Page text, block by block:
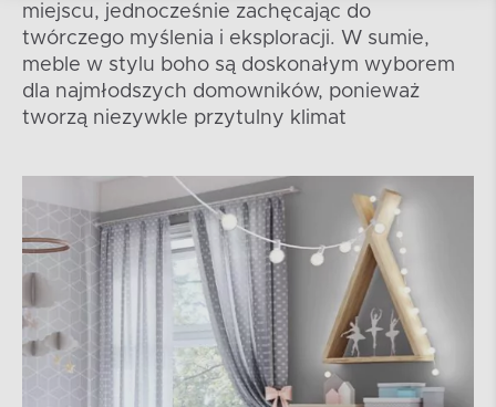
miejscu, jednocześnie zachęcając do
twórczego myślenia i eksploracji. W sumie,
meble w stylu boho są doskonałym wyborem
dla najmłodszych domowników, ponieważ
tworzą niezywkle przytulny klimat